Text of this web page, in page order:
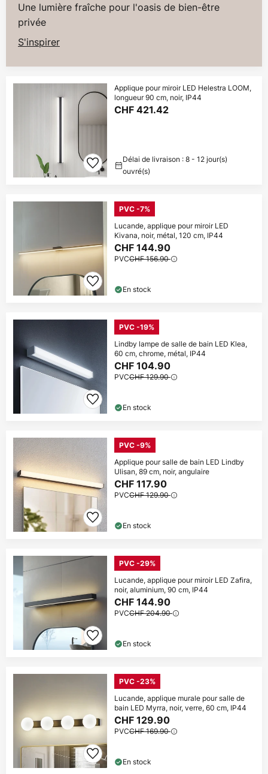
Une lumière fraîche pour l'oasis de bien-être
privée
S'inspirer
Applique pour miroir LED Helestra LOOM,
longueur 90 cm, noir, IP44
CHF 421.42
Délai de livraison : 8 - 12 jour(s)
ouvré(s)
PVC -7%
Lucande, applique pour miroir LED
Kivana, noir, métal, 120 cm, IP44
CHF 144.90
PVCCHF 156.90
En stock
PVC -19%
Lindby lampe de salle de bain LED Klea,
60 cm, chrome, métal, IP44
CHF 104.90
PVCCHF 129.90
En stock
PVC -9%
Applique pour salle de bain LED Lindby
Ulisan, 89 cm, noir, angulaire
CHF 117.90
PVCCHF 129.90
En stock
PVC -29%
Lucande, applique pour miroir LED Zafira,
noir, aluminium, 90 cm, IP44
CHF 144.90
PVCCHF 204.90
En stock
PVC -23%
Lucande, applique murale pour salle de
bain LED Myrra, noir, verre, 60 cm, IP44
CHF 129.90
PVCCHF 169.90
En stock